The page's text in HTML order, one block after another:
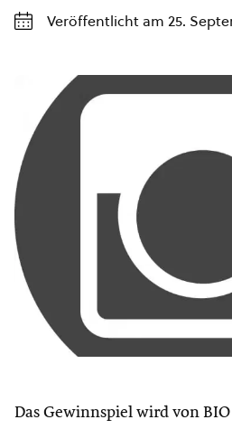
Veröffentlicht am 25.
Das Gewinnspiel wird von